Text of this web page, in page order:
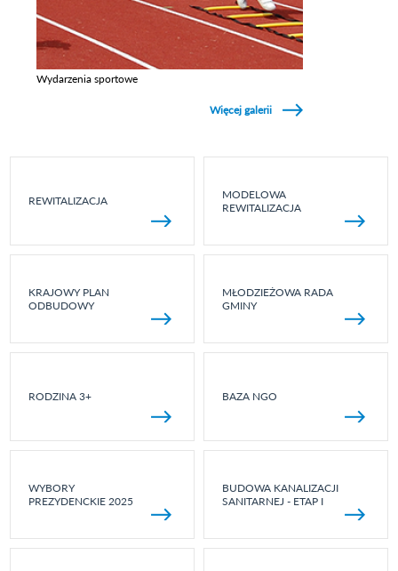
Wydarzenia sportowe
Więcej galerii
REWITALIZACJA
MODELOWA
REWITALIZACJA
KRAJOWY PLAN
ODBUDOWY
MŁODZIEŻOWA RADA
GMINY
RODZINA 3+ BAZA NGO
WYBORY
PREZYDENCKIE 2025
BUDOWA KANALIZACJI
SANITARNEJ - ETAP I